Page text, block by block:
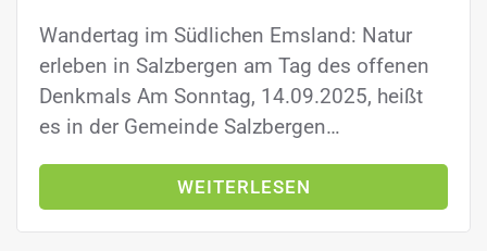
Wandertag im Südlichen Emsland: Natur
erleben in Salzbergen am Tag des offenen
Denkmals Am Sonntag, 14.09.2025, heißt
es in der Gemeinde Salzbergen…
WEITERLESEN